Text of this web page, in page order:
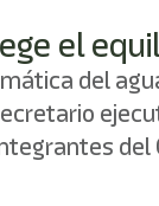
el
del
del